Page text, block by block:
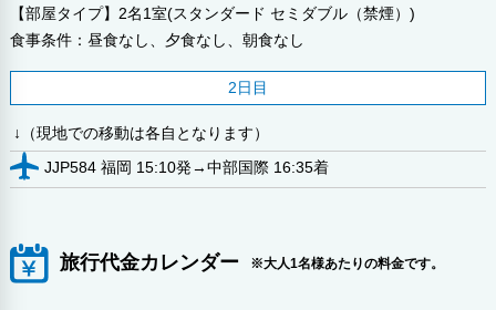
【部屋タイプ】2名1室(スタンダード セミダブル（禁煙）)
食事条件：昼食なし、夕食なし、朝食なし
2日目
↓（現地での移動は各自となります）
JJP584 福岡 15:10発→中部国際 16:35着
旅行代金カレンダー ※大人1名様あたりの料金です。